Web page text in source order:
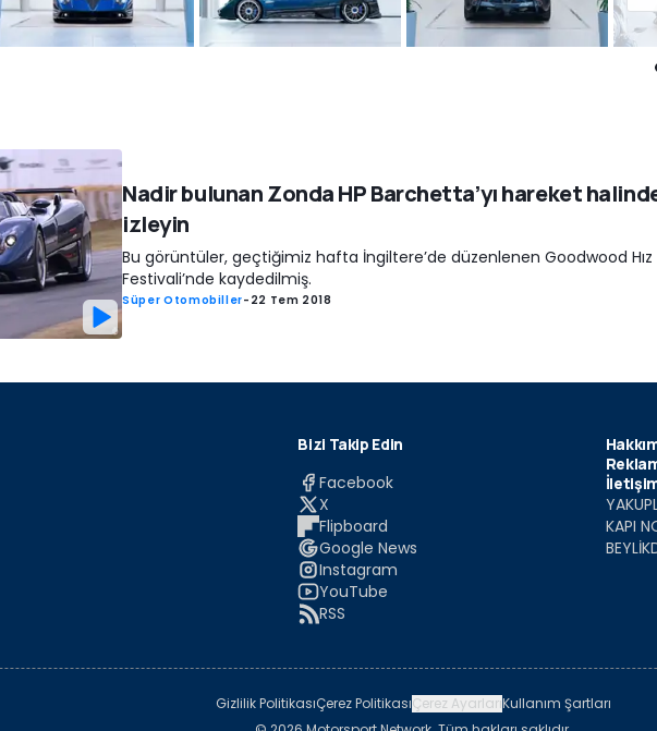
Nadir bulunan Zonda HP Barchetta’yı hareket
izleyin
Bu görüntüler, geçtiğimiz hafta İngiltere’de düzenlenen Goodwood Hız
Festivali’nde kaydedilmiş.
Süper Otomobiller- 22 Tem 2018
Bizi Takip Edin
Facebook
X
Flipboard
Google News
Instagram
YouTube
RSS
KAPI
Gizlilik PolitikasıÇerez PolitikasıÇerez AyarlarıKullanım Şartları